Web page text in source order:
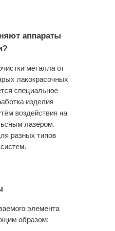
аппараты
металла от
лакокрасочных
специальное
изделия
воздействия на
лазером.
разных типов
элемента
образом: